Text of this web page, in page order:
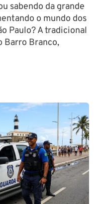
sabendo da grande
o mundo dos
Paulo? A tradicional
Barro Branco,